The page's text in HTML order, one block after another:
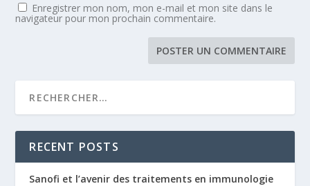
Enregistrer mon nom, mon e-mail et mon site dans le
navigateur pour mon prochain commentaire.
RECENT POSTS
Sanofi et l’avenir des traitements en immunologie